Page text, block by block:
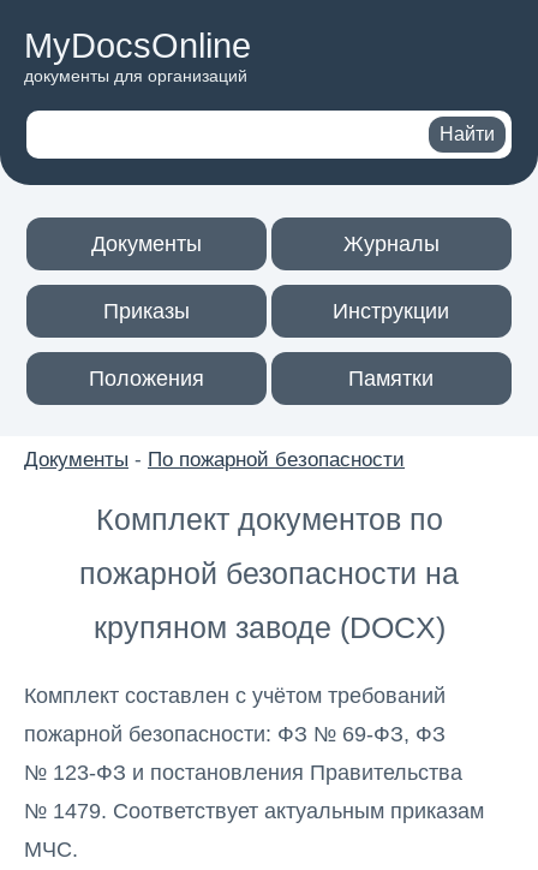
MyDocsOnline
документы для организаций
Найти
Документы Журналы
Приказы Инструкции
Положения Памятки
Документы - По пожарной безопасности
Комплект документов по
пожарной безопасности на
крупяном заводе (DOCX)
Комплект составлен с учётом требований
пожарной безопасности: ФЗ № 69-ФЗ, ФЗ
№ 123-ФЗ и постановления Правительства
№ 1479. Соответствует актуальным приказам
МЧС.